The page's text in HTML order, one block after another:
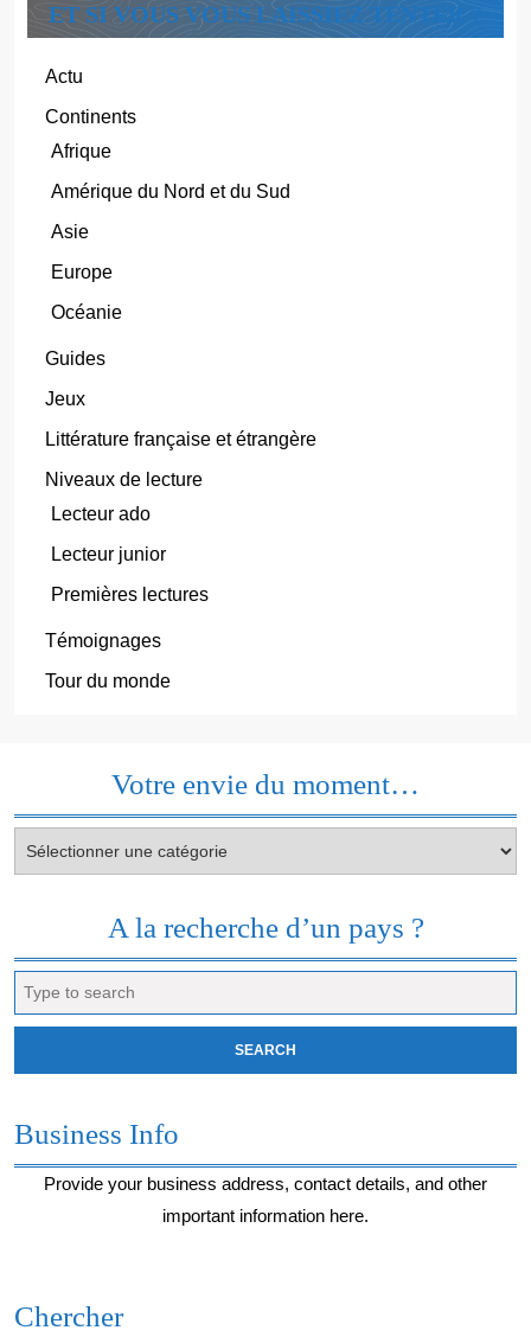
ET SI VOUS VOUS LAISSIEZ TENTER ?
Actu
Continents
Afrique
Amérique du Nord et du Sud
Asie
Europe
Océanie
Guides
Jeux
Littérature française et étrangère
Niveaux de lecture
Lecteur ado
Lecteur junior
Premières lectures
Témoignages
Tour du monde
Votre envie du moment…
envie
A la recherche d’un pays ?
for:
Business Info
Provide your business address, contact details, and other
important information here.
Chercher